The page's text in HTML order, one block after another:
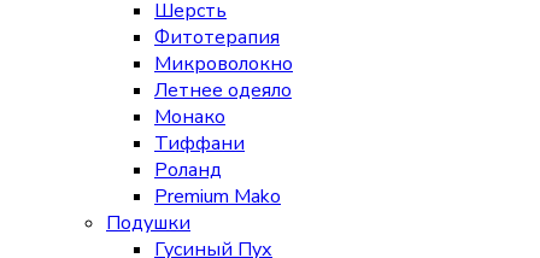
Шерсть
Фитотерапия
Микроволокно
Летнее одеяло
Монако
Тиффани
Роланд
Premium Mako
Подушки
Гусиный Пух